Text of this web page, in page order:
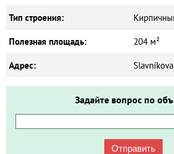
Тип строения:
Полезная площадь: 204 м²
Адрес:
Задайте вопрос по
Отправить